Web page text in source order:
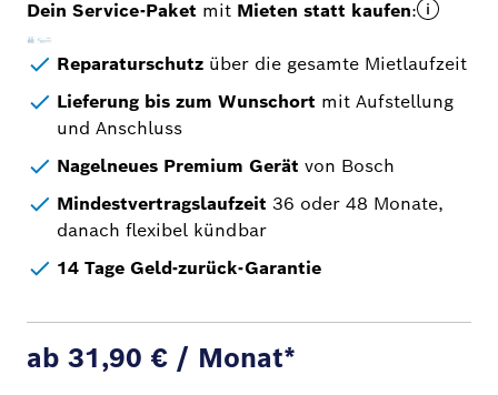
Dein Service-Paket mit Mieten statt kaufen:​
Reparaturschutzüber die gesamte Mietlaufzeit​
Lieferung bis zum Wunschort mit Aufstellung
und Anschluss​
Nagelneues Premium Gerät von Bosch​
Mindestvertragslaufzeit 36 oder 48 Monate,
danach flexibel kündbar
14 Tage Geld-zurück-Garantie
ab 31,90 € / Monat*